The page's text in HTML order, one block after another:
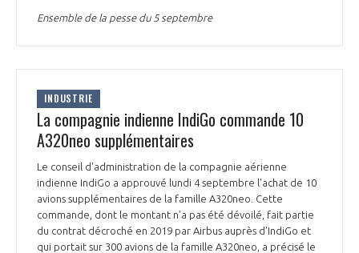
MÉDIATION ET CHARTE D’ENGAGEMENT SUR LES RELATIONS ENTRE
CLIENTS ET FOURNISSEURS
LA MÉDIATION AU-DELÀ DE LA FILIÈRE AÉRONAUTIQUE ET SPATIALE
PRENDRE CONTACT AVEC LE MÉDIATEUR DE LA FILIÈRE
CHIFFRES CLÉS
LES ENJEUX
COMPÉTITIVITÉ
EMPLOI & FORMATION
ENVIRONNEMENT
LES PUBLICATIONS
DOCUMENTS & BROCHURES
RAPPORTS D'ACTIVITÉS
Ensemble de la pesse du 5 septembre
INDUSTRIE
La compagnie indienne IndiGo commande 10
A320neo supplémentaires
Le conseil d'administration de la compagnie aérienne
indienne IndiGo a approuvé lundi 4 septembre l'achat de 10
avions supplémentaires de la famille A320neo. Cette
commande, dont le montant n'a pas été dévoilé, fait partie
du contrat décroché en 2019 par Airbus auprès d'IndiGo et
qui portait sur 300 avions de la famille A320neo, a précisé le